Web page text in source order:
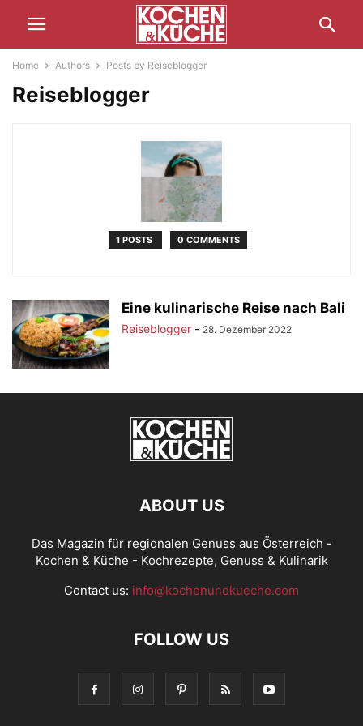
Home Authors Posts by Reiseblogger
Reiseblogger
1 POSTS 0 COMMENTS
Eine kulinarische Reise nach Bali
Reiseblogger - 28. Dezember 2022
ABOUT US
Das Magazin für regionalen Genuss aus Österreich -
Kochen & Küche - Kochrezepte, Genuss & Kulinarik
Contact us: info@kochenundkueche.com
FOLLOW US